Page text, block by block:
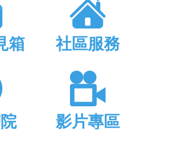
箱 社區服務
影片專區